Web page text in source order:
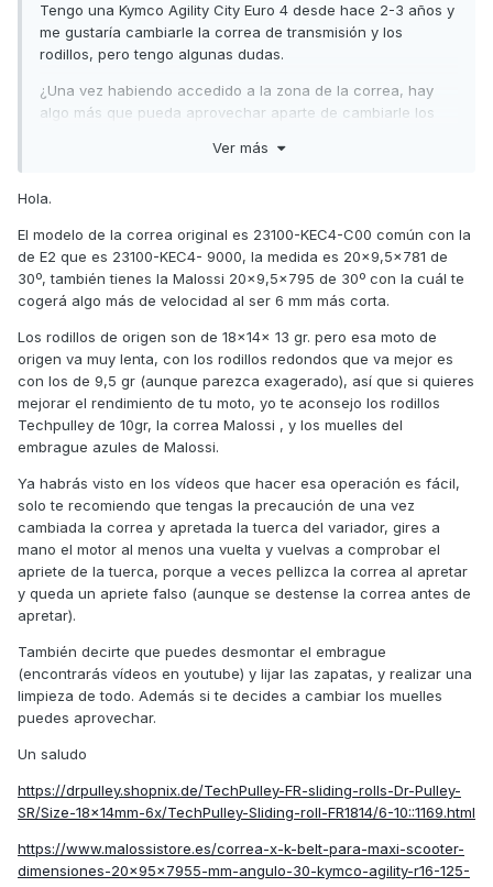
Tengo una Kymco Agility City Euro 4 desde hace 2-3 años y
me gustaría cambiarle la correa de transmisión y los
rodillos, pero tengo algunas dudas.
¿Una vez habiendo accedido a la zona de la correa, hay
algo más que pueda aprovechar aparte de cambiarle los
correa y los rodillos. ¿Alguna recomendación?
Es la primera vez que hago esto, pero he visto varios
tutoriales en YouTube y me ha parecido bastante sencillo. Si
no es así, me gustaría que me corrigierais.
Muchas gracias por la atención y un saludo.
Ver más
Hola.
El modelo de la correa original es 23100-KEC4-C00 común con la
de E2 que es 23100-KEC4- 9000, la medida es 20x9,5x781 de
30º, también tienes la Malossi 20x9,5x795 de 30º con la cuál te
cogerá algo más de velocidad al ser 6 mm más corta.
Los rodillos de origen son de 18x14x 13 gr. pero esa moto de
origen va muy lenta, con los rodillos redondos que va mejor es
con los de 9,5 gr (aunque parezca exagerado), así que si quieres
mejorar el rendimiento de tu moto, yo te aconsejo los rodillos
Techpulley de 10gr, la correa Malossi , y los muelles del
embrague azules de Malossi.
Ya habrás visto en los vídeos que hacer esa operación es fácil,
solo te recomiendo que tengas la precaución de una vez
cambiada la correa y apretada la tuerca del variador, gires a
mano el motor al menos una vuelta y vuelvas a comprobar el
apriete de la tuerca, porque a veces pellizca la correa al apretar
y queda un apriete falso (aunque se destense la correa antes de
apretar).
También decirte que puedes desmontar el embrague
(encontrarás vídeos en youtube) y lijar las zapatas, y realizar una
limpieza de todo. Además si te decides a cambiar los muelles
puedes aprovechar.
Un saludo
https://drpulley.shopnix.de/TechPulley-FR-sliding-rolls-Dr-Pulley-
SR/Size-18x14mm-6x/TechPulley-Sliding-roll-FR1814/6-10::1169.html
https://www.malossistore.es/correa-x-k-belt-para-maxi-scooter-
dimensiones-20x95x7955-mm-angulo-30-kymco-agility-r16-125-